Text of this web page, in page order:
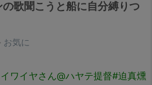
歌聞こうと船に自分縛りつ
お気に
ワイヤさん@ハヤテ提督#迫真燻